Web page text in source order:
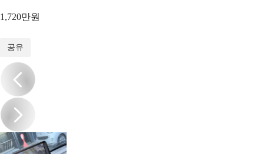
1,720만원
공유
/19